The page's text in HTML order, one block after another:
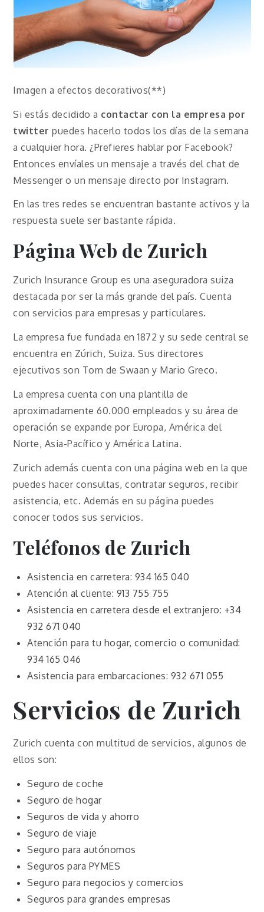
Imagen a efectos decorativos(**)
Si estás decidido a contactar con la empresa por
twitter puedes hacerlo todos los días de la semana
a cualquier hora. ¿Prefieres hablar por Facebook?
Entonces envíales un mensaje a través del chat de
Messenger o un mensaje directo por Instagram.
En las tres redes se encuentran bastante activos y la
respuesta suele ser bastante rápida.
Página Web de Zurich
Zurich Insurance Group es una aseguradora suiza
destacada por ser la más grande del país. Cuenta
con servicios para empresas y particulares.
La empresa fue fundada en 1872 y su sede central se
encuentra en Zúrich, Suiza. Sus directores
ejecutivos son Tom de Swaan y Mario Greco.
La empresa cuenta con una plantilla de
aproximadamente 60.000 empleados y su área de
operación se expande por Europa, América del
Norte, Asia-Pacífico y América Latina.
Zurich además cuenta con una página web en la que
puedes hacer consultas, contratar seguros, recibir
asistencia, etc. Además en su página puedes
conocer todos sus servicios.
Teléfonos de Zurich
Asistencia en carretera: 934 165 040
Atención al cliente: 913 755 755
Asistencia en carretera desde el extranjero: +34
932 671 040
Atención para tu hogar, comercio o comunidad:
934 165 046
Asistencia para embarcaciones: 932 671 055
Servicios de Zurich
Zurich cuenta con multitud de servicios, algunos de
ellos son:
Seguro de coche
Seguro de hogar
Seguros de vida y ahorro
Seguro de viaje
Seguro para autónomos
Seguros para PYMES
Seguro para negocios y comercios
Seguros para grandes empresas